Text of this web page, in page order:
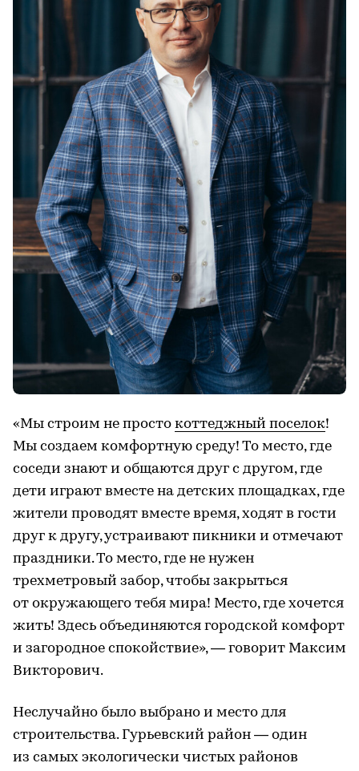
«Мы строим не просто коттеджный поселок!
Мы создаем комфортную среду! То место, где
соседи знают и общаются друг с другом, где
дети играют вместе на детских площадках, где
жители проводят вместе время, ходят в гости
друг к другу, устраивают пикники и отмечают
праздники. То место, где не нужен
трехметровый забор, чтобы закрыться
от окружающего тебя мира! Место, где хочется
жить! Здесь объединяются городской комфорт
и загородное спокойствие», — говорит Максим
Викторович.
Неслучайно было выбрано и место для
строительства. Гурьевский район — один
из самых экологически чистых районов